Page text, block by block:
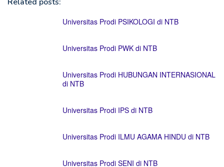
Universitas Prodi PSIKOLOGI di NTB
Universitas Prodi PWK di NTB
Universitas Prodi HUBUNGAN INTERNASIONAL
di NTB
Universitas Prodi IPS di NTB
Universitas Prodi ILMU AGAMA HINDU di NTB
Universitas Prodi SENI di NTB